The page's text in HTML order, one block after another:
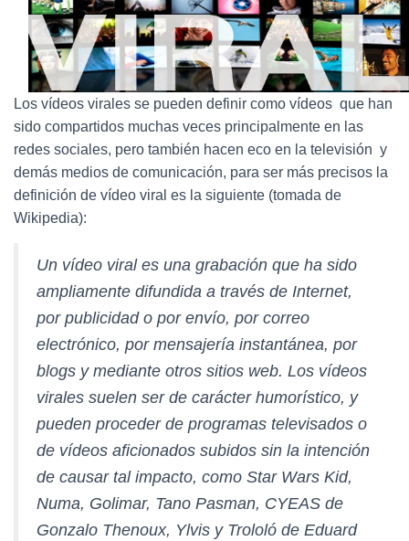
Los vídeos virales se pueden definir como vídeos que han
sido compartidos muchas veces principalmente en las
redes sociales, pero también hacen eco en la televisión y
demás medios de comunicación, para ser más precisos la
definición de vídeo viral es la siguiente (tomada de
Wikipedia):
Un vídeo viral es una grabación que ha sido
ampliamente difundida a través de Internet,
por publicidad o por envío, por correo
electrónico, por mensajería instantánea, por
blogs y mediante otros sitios web. Los vídeos
virales suelen ser de carácter humorístico, y
pueden proceder de programas televisados o
de vídeos aficionados subidos sin la intención
de causar tal impacto, como Star Wars Kid,
Numa, Golimar, Tano Pasman, CYEAS de
Gonzalo Thenoux, Ylvis y Trololó de Eduard